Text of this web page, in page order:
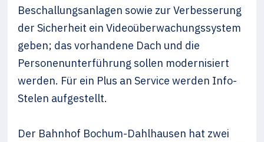
Beschallungsanlagen sowie zur Verbesserung
der Sicherheit ein Videoüberwachungssystem
geben; das vorhandene Dach und die
Personenunterführung sollen modernisiert
werden. Für ein Plus an Service werden Info-
Stelen aufgestellt.
Der Bahnhof Bochum-Dahlhausen hat zwei